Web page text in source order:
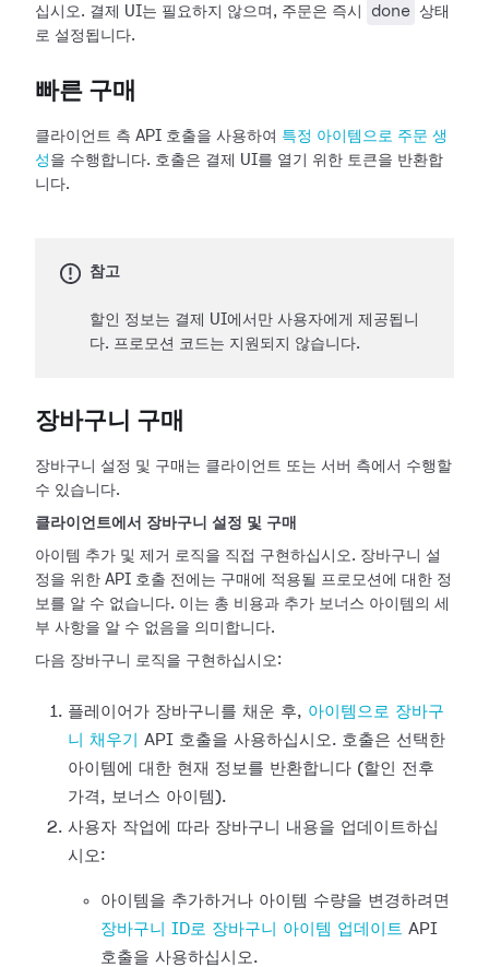
십시오. 결제 UI는 필요하지 않으며, 주문은 즉시
done 상태
로 설정됩니다.
빠른 구매
클라이언트 측 API 호출을 사용하여 특정 아이템으로 주문 생
성 을 수행합니다. 호출은 결제 UI를 열기 위한 토큰을 반환합
니다.
참고
할인 정보는 결제 UI에서만 사용자에게 제공됩니
다. 프로모션 코드는 지원되지 않습니다.
장바구니 구매
장바구니 설정 및 구매는 클라이언트 또는 서버 측에서 수행할
수 있습니다.
클라이언트에서 장바구니 설정 및 구매
아이템 추가 및 제거 로직을 직접 구현하십시오. 장바구니 설
정을 위한 API 호출 전에는 구매에 적용될 프로모션에 대한 정
보를 알 수 없습니다. 이는 총 비용과 추가 보너스 아이템의 세
부 사항을 알 수 없음을 의미합니다.
다음 장바구니 로직을 구현하십시오:
플레이어가 장바구니를 채운 후, 아이템으로 장바구
니 채우기
API 호출을 사용하십시오. 호출은 선택한
아이템에 대한 현재 정보를 반환합니다 (할인 전후
가격, 보너스 아이템).
사용자 작업에 따라 장바구니 내용을 업데이트하십
시오:
아이템을 추가하거나 아이템 수량을 변경하려면
장바구니 ID로 장바구니 아이템 업데이트 API
호출을 사용하십시오.